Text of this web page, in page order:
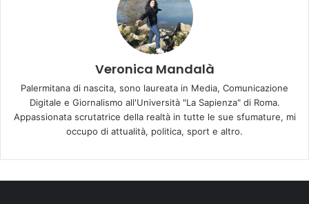
Veronica Mandalà
Palermitana di nascita, sono laureata in Media, Comunicazione
Digitale e Giornalismo all'Università "La Sapienza" di Roma.
Appassionata scrutatrice della realtà in tutte le sue sfumature, mi
occupo di attualità, politica, sport e altro.